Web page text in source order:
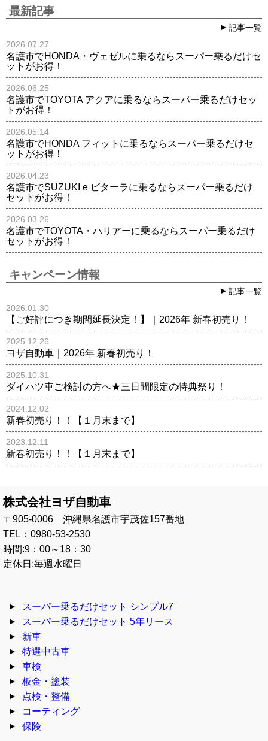
最新記事
記事一覧
2026.07.27
名護市でHONDA・ヴェゼルに乗るならスーパー乗るだけセ
ットがお得！
2026.06.25
名護市でTOYOTA アクアに乗るならスーパー乗るだけセッ
トがお得！
2026.05.14
名護市でHONDA フィットに乗るならスーパー乗るだけセ
ットがお得！
2026.04.23
名護市でSUZUKI e ビターラに乗るならスーパー乗るだけ
セットがお得！
2026.03.26
名護市でTOYOTA・ハリアーに乗るならスーパー乗るだけ
セットがお得！
キャンペーン情報
記事一覧
2026.01.30
【ご好評につき期間延長決定！】｜2026年 新春初売り！
2025.12.26
ヨザ自動車｜2026年 新春初売り！
2025.10.31
ダイハツ車ご検討の方へ★三日間限定の特典祭り！
2024.12.02
新春初売り！！【１月末まで】
2023.12.11
新春初売り！！【１月末まで】
株式会社ヨザ自動車
〒905-0006 沖縄県名護市宇茂佐157番地
TEL：0980-53-2530
時間:9：00～18：30
定休日:毎週水曜日
スーパー乗るだけセット シンプル7
スーパー乗るだけセット 5年リース
新車
特選中古車
車検
板金・塗装
点検・整備
コーティング
保険